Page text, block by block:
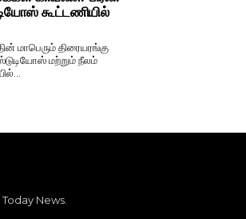
கூட்டணியில்
மாபெரும் திரையரங்கு
மற்றும் நீலம்
News.